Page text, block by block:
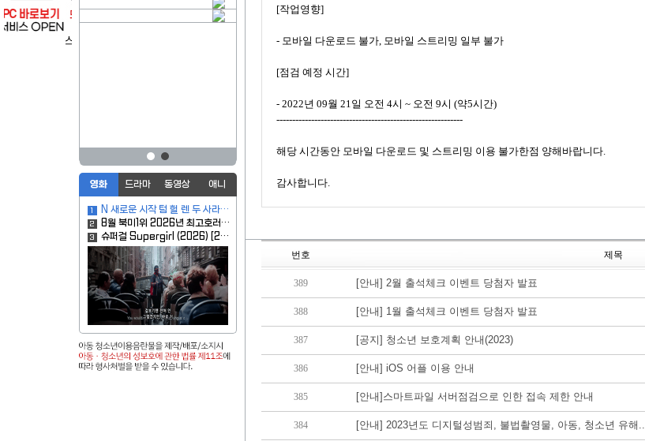
영화 드라마 동영상 애니
1 N 새로운 시작 텀 헐 렌 두 사라진 ㅍ1 터 파 커 통제불가능한 한글자막
2 8월 북미1위 2026년 최고호러 [ Ol블ㄷㅓl드번 ] 1080p 5.1 완벽자막
3 슈퍼걸 Supergirl (2026) [2160p] [4K]
[작업영향]
- 모바일 다운로드 불가, 모바일 스트리밍 일부 불가
[점검 예정 시간]
- 2022년 09월 21일 오전 4시 ~ 오전 9시 (약5시간)
-----------------------------------------------------------
해당 시간동안 모바일 다운로드 및 스트리밍 이용 불가한점 양해바랍니다.
번호 제목
389 [안내] 2월 출석체크 이벤트 당첨자 발표
388 [안내] 1월 출석체크 이벤트 당첨자 발표
387 [공지] 청소년 보호계획 안내(2023)
386 [안내] iOS 어플 이용 안내
385 [안내]스마트파일 서버점검으로 인한 접속 제한 안내
384 [안내] 2023년도 디지털성범죄, 불법촬영물, 아동, 청소년 유해..